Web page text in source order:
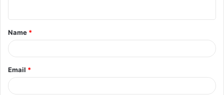
Name *
Email *